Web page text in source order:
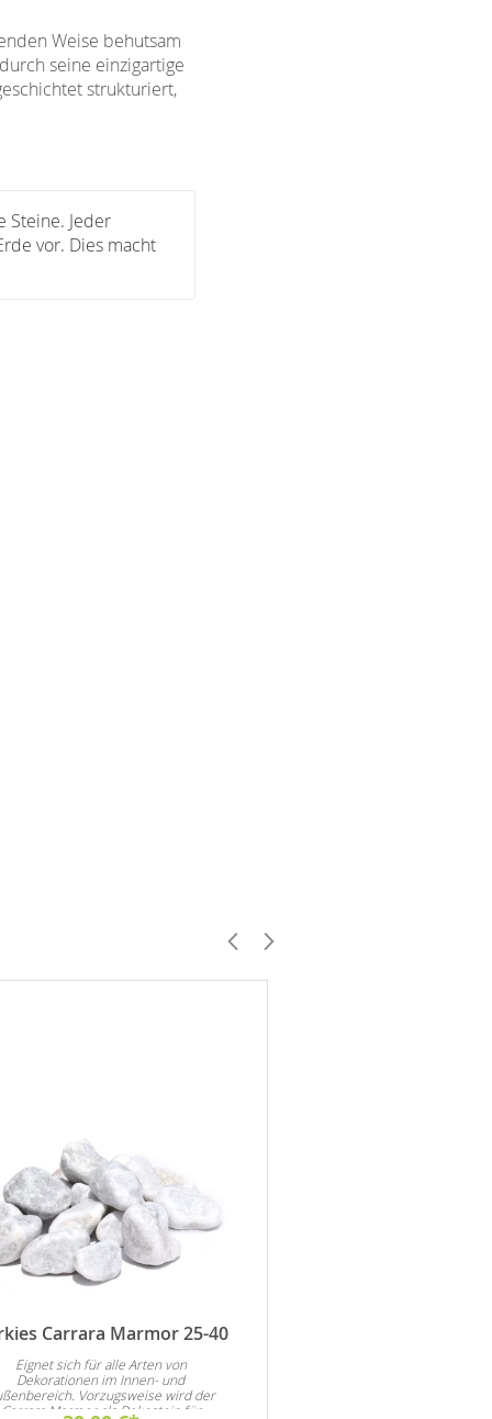
Weise behutsam
seine einzigartige
strukturiert,
Steine. Jeder
vor. Dies macht
Carrara Marmor 25-40
Eignet sich für alle Arten von
Dekorationen im Innen- und
Vorzugsweise wird der
Carrara Marmor als Dekostein für